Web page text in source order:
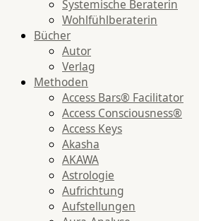
Systemische Beraterin
Wohlfühlberaterin
Bücher
Autor
Verlag
Methoden
Access Bars® Facilitator
Access Consciousness®
Access Keys
Akasha
AKAWA
Astrologie
Aufrichtung
Aufstellungen